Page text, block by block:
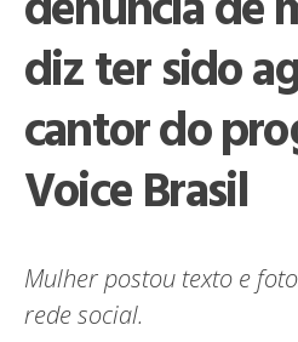
diz ter sido
cantor do
Voice Brasil
Mulher postou texto e
rede social.